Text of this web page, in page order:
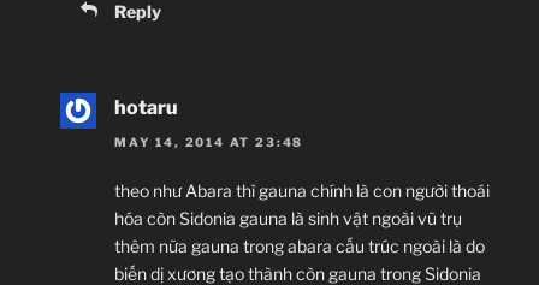
Reply
hotaru
MAY 14, 2014 AT 23:48
theo như Abara thì gauna chính là con người thoái
hóa còn Sidonia gauna là sinh vật ngoài vũ trụ
thêm nữa gauna trong abara cấu trúc ngoài là do
biến dị xương tạo thành còn gauna trong Sidonia